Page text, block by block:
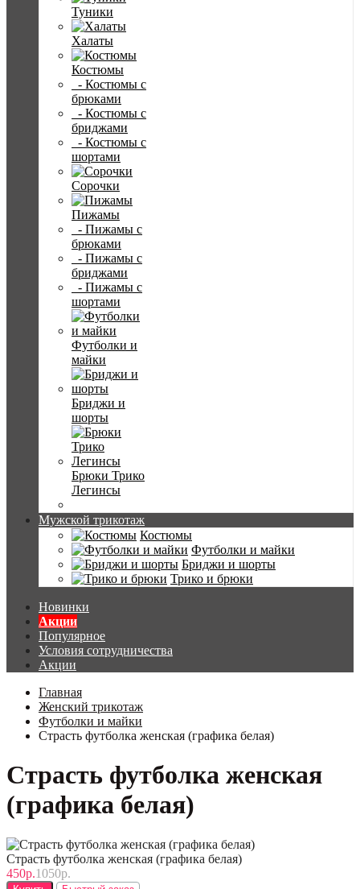
Туники
Халаты
Костюмы
- Костюмы с
брюками
- Костюмы с
бриджами
- Костюмы с
шортами
Сорочки
Пижамы
- Пижамы с
брюками
- Пижамы с
бриджами
- Пижамы с
шортами
Футболки и
майки
Бриджи и
шорты
Брюки Трико
Легинсы
Мужской трикотаж
Костюмы
Футболки и майки
Бриджи и шорты
Трико и брюки
Новинки
Акции
Популярное
Условия сотрудничества
Акции
Главная
Женский трикотаж
Футболки и майки
Страсть футболка женская (графика белая)
Страсть футболка женская
(графика белая)
Страсть футболка женская (графика белая)
450р.1050р.